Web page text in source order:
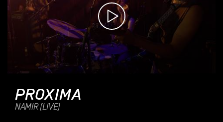
PROXIMA
NAMIR (LIVE)